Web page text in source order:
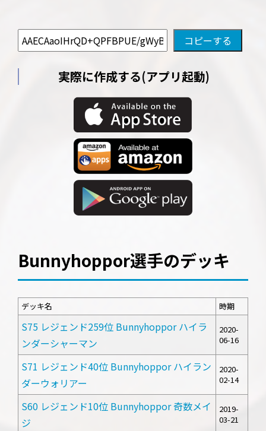
実際に作成する(アプリ起動)
Bunnyhoppor選手のデッキ
デッキ名 時期
S75 レジェンド259位 Bunnyhoppor ハイラ
ンダーシャーマン
2020-
06-16
S71 レジェンド40位 Bunnyhoppor ハイラン
ダーウォリアー
2020-
02-14
S60 レジェンド10位 Bunnyhoppor 奇数メイ
ジ
2019-
03-21